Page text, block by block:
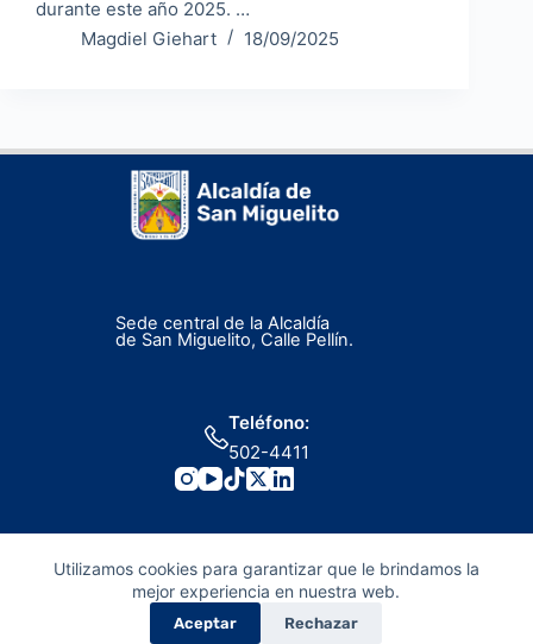
Utilizamos cookies para garantizar que le brindamos la
mejor experiencia en nuestra web.
Aceptar Rechazar
durante este año 2025. …
Magdiel Giehart
18/09/2025
Sede central de la Alcaldía
de San Miguelito, Calle Pellín.
Teléfono:
502-4411